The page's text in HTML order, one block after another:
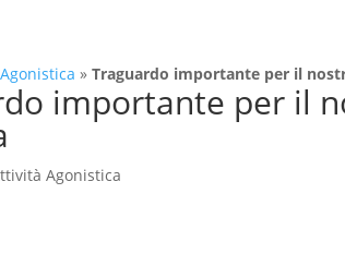
»Traguardo importante per il
importante per il
Agonistica